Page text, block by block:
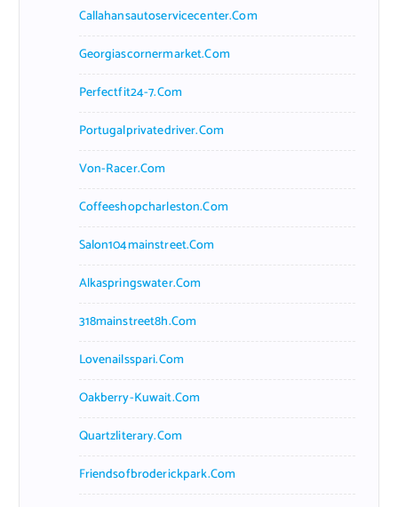
Callahansautoservicecenter.com
Georgiascornermarket.com
Perfectfit24-7.com
Portugalprivatedriver.com
Von-Racer.com
Coffeeshopcharleston.com
Salon104mainstreet.com
Alkaspringswater.com
318mainstreet8h.com
Lovenailsspari.com
Oakberry-Kuwait.com
Quartzliterary.com
Friendsofbroderickpark.com